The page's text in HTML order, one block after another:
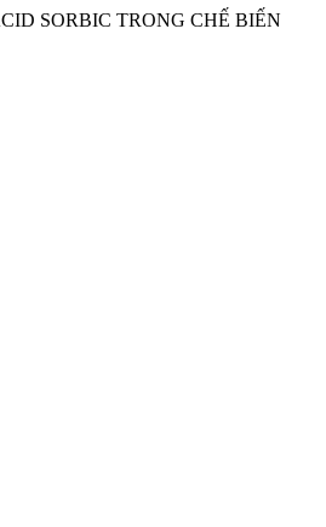
SORBIC TRONG CHẾ BIẾN